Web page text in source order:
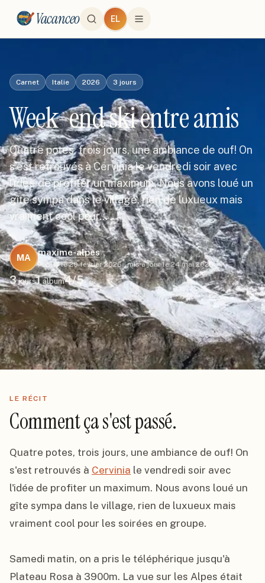
Vacanceo EL
Carnet Italie 2026 3 jours
Week-end ski entre amis
Quatre potes, trois jours, une ambiance de ouf! On
s'est retrouvés à Cervinia le vendredi soir avec
l'idée de profiter un maximum. Nous avons loué un
gîte sympa dans le village, rien de luxueux mais
vraiment cool pour…
MA
maxime-alpes
Publié le 20 février 2026·mis à jour le 24 mai 2026
3jours1album4/5
LE RÉCIT
Comment ça s'est passé.
Quatre potes, trois jours, une ambiance de ouf! On
s'est retrouvés à Cervinia le vendredi soir avec
l'idée de profiter un maximum. Nous avons loué un
gîte sympa dans le village, rien de luxueux mais
vraiment cool pour les soirées en groupe.
Samedi matin, on a pris le téléphérique jusqu'à
Plateau Rosa à 3900m. La vue sur les Alpes était